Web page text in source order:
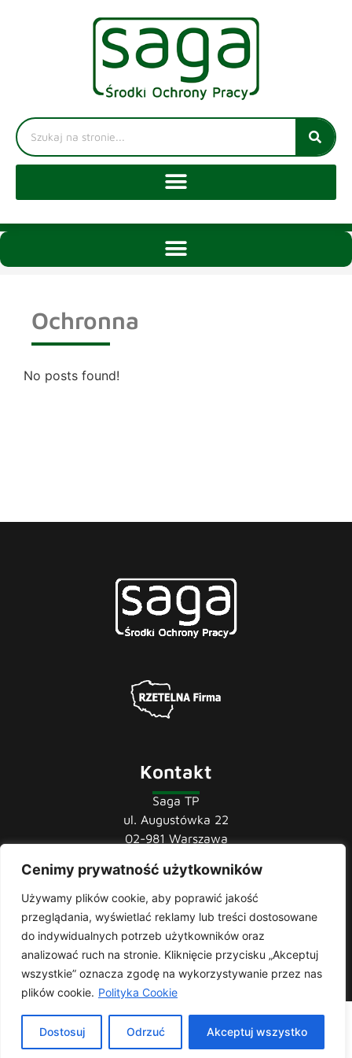
Cenimy prywatność użytkowników
Używamy plików cookie, aby poprawić jakość
przeglądania, wyświetlać reklamy lub treści dostosowane
do indywidualnych potrzeb użytkowników oraz
analizować ruch na stronie. Kliknięcie przycisku „Akceptuj
wszystkie” oznacza zgodę na wykorzystywanie przez nas
plików cookie. Polityka Cookie
Dostosuj Odrzuć Akceptuj wszystko
Ochronna
No posts found!
Kontakt
Saga TP
ul. Augustówka 22
02-981 Warszawa
tel.: 22 741 36 85
22 852 43 60
mail:biuro@sagatp.pl
Saga T.P. © 2020 All rights Reserved. Made with bySkydoo
Polityka prywatności| Producent i importer odzieży roboczej